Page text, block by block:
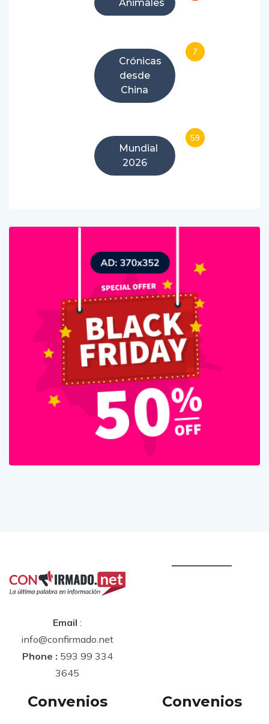
Animales
Crónicas
desde
China
7
Mundial
2026
59
Email :
info@confirmado.net
Phone : 593 99 334
3645
Convenios Convenios